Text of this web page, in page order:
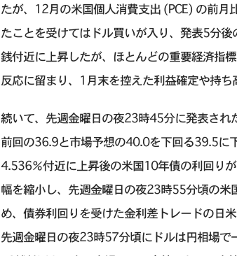
たが、12月の米国個人消費支出 (PCE) の前
たことを受けてはドル買いが入り、発表5分
銭付近に上昇したが、ほとんどの重要経済指
反応に留まり、1月末を控えた利益確定や持ち
続いて、先週金曜日の夜23時45分に発表され
前回の36.9と市場予想の40.0を下回る39.5に
4.536％付近に上昇後の米国10年債の利回り
幅を縮小し、先週金曜日の夜23時55分頃の
め、債券利回りを受けた金利差トレードの日
先週金曜日の夜23時57分頃にドルは円相場